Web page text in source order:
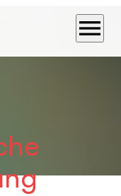
menu